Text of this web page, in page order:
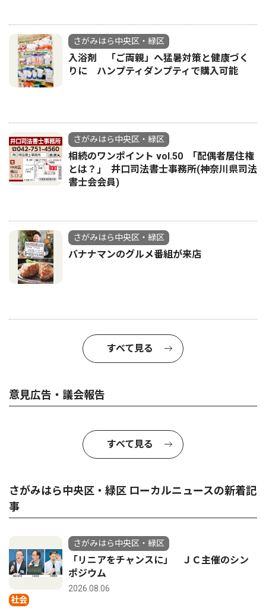
さがみはら中央区・緑区
入浴剤 「ご両親」へ猛暑対策と健康づく
りに ハンプティダンプティで購入可能
さがみはら中央区・緑区
相続のワンポイント vol.50 ｢配偶者居住権
とは？｣ 井口司法書士事務所(神奈川県司法
書士会会員)
さがみはら中央区・緑区
バナナマンのグルメ番組が来店
すべて見る
意見広告・議会報告
すべて見る
さがみはら中央区・緑区 ローカルニュースの新着記
事
社会
さがみはら中央区・緑区
「リニアをチャンスに」 ＪＣ主催のシン
ポジウム
2026.08.06